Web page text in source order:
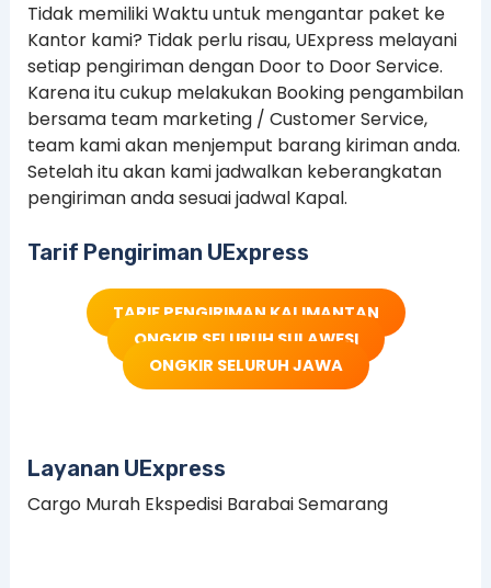
Tidak memiliki Waktu untuk mengantar paket ke
Kantor kami? Tidak perlu risau, UExpress melayani
setiap pengiriman dengan Door to Door Service.
Karena itu cukup melakukan Booking pengambilan
bersama team marketing / Customer Service,
team kami akan menjemput barang kiriman anda.
Setelah itu akan kami jadwalkan keberangkatan
pengiriman anda sesuai jadwal Kapal.
Tarif Pengiriman UExpress
TARIF PENGIRIMAN KALIMANTAN
ONGKIR SELURUH SULAWESI
ONGKIR SELURUH JAWA
Layanan UExpress
Cargo Murah Ekspedisi Barabai Semarang